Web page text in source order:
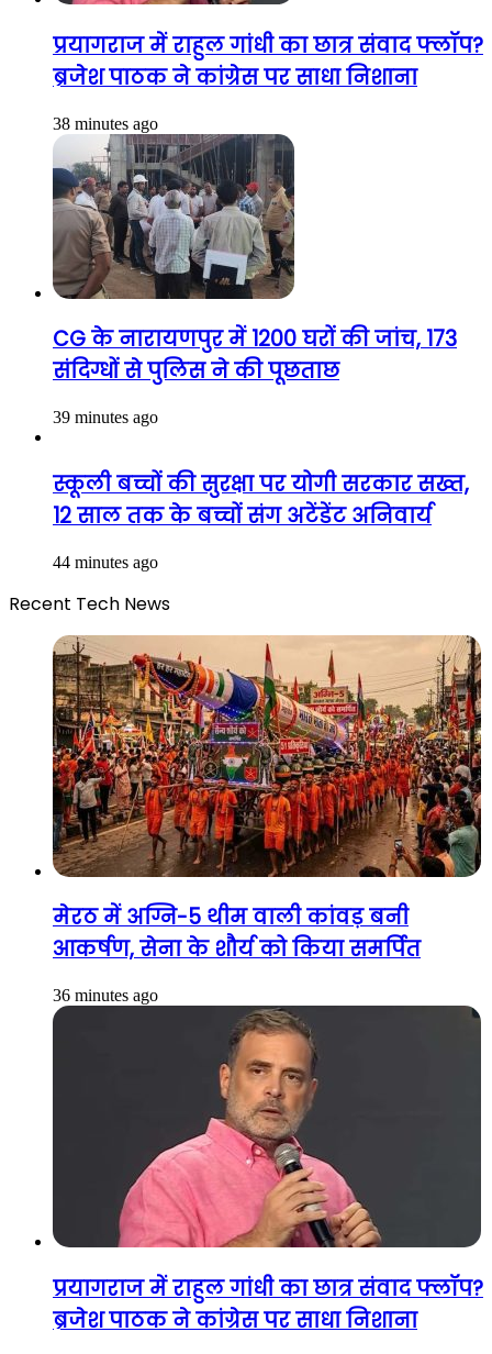
प्रयागराज में राहुल गांधी का छात्र संवाद फ्लॉप?
ब्रजेश पाठक ने कांग्रेस पर साधा निशाना
38 minutes ago
CG के नारायणपुर में 1200 घरों की जांच, 173
संदिग्धों से पुलिस ने की पूछताछ
39 minutes ago
स्कूली बच्चों की सुरक्षा पर योगी सरकार सख्त,
12 साल तक के बच्चों संग अटेंडेंट अनिवार्य
44 minutes ago
Recent Tech News
मेरठ में अग्नि-5 थीम वाली कांवड़ बनी
आकर्षण, सेना के शौर्य को किया समर्पित
36 minutes ago
प्रयागराज में राहुल गांधी का छात्र संवाद फ्लॉप?
ब्रजेश पाठक ने कांग्रेस पर साधा निशाना